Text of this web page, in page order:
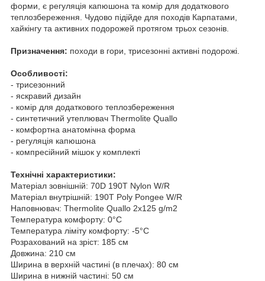
форми, є регуляція капюшона та комір для додаткового
теплозбереження. Чудово підійде для походів Карпатами,
хайкінгу та активних подорожей протягом трьох сезонів.
Призначення: походи в гори, трисезонні активні подорожі.
Особливості:
- трисезонний
- яскравий дизайн
- комір для додаткового теплозбереження
- синтетичний утеплювач Thermolite Quallo
- комфортна анатомічна форма
- регуляція капюшона
- компресійний мішок у комплекті
Технічні характеристики:
Матеріал зовнішній: 70D 190T Nylon W/R
Матеріал внутрішній: 190T Poly Pongee W/R
Наповнювач: Thermolite Quallo 2х125 g/m2
Температура комфорту: 0°C
Температура ліміту комфорту: -5°C
Розрахований на зріст: 185 см
Довжина: 210 см
Ширина в верхній частині (в плечах): 80 см
Ширина в нижній частині: 50 см